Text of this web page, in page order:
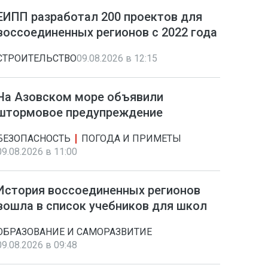
разработал 200 проектов для
регионов с 2022 года
09.08.2026 в 12:15
Азовском море объявили
предупреждение
ПОГОДА И ПРИМЕТЫ
в 11:00
воссоединенных регионов
в список учебников для школ
И САМОРАЗВИТИЕ
в 09:48